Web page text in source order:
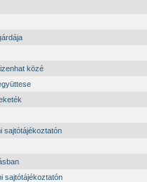
közé
sajtótájékoztatón
sajtótájékoztatón